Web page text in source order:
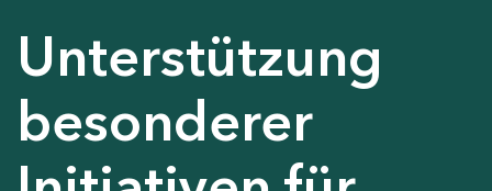
Unterstützung
besonderer